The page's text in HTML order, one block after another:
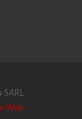
SARL
Web